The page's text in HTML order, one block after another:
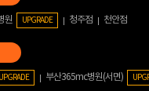
원 UPGRADE 청주점 천안점
UPGRADE 부산365mc병원(서면)